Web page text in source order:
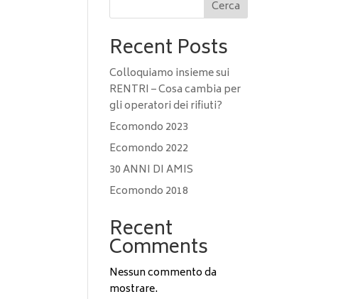
Cerca
Recent Posts
Colloquiamo insieme sui
RENTRI – Cosa cambia per
gli operatori dei rifiuti?
Ecomondo 2023
Ecomondo 2022
30 ANNI DI AMIS
Ecomondo 2018
Recent
Comments
Nessun commento da
mostrare.